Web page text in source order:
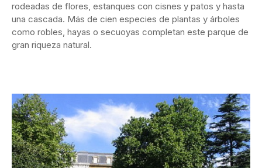
rodeadas de flores, estanques con cisnes y patos y hasta
una cascada. Más de cien especies de plantas y árboles
como robles, hayas o secuoyas completan este parque de
gran riqueza natural.